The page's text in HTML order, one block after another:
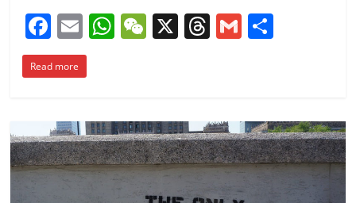
F
a
c
b
o
o
E
m
ai
W
A
p
p
W
at
X T
d
s
G
ar
tir
Read more